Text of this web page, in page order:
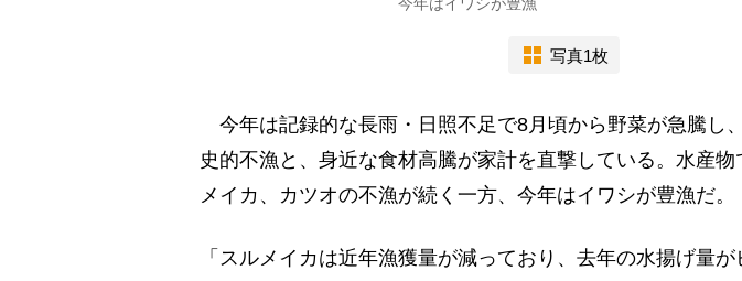
写真1枚
今年は記録的な長雨・日照不足で8月頃から野菜が急騰し
史的不漁と、身近な食材高騰が家計を直撃している。水産
メイカ、カツオの不漁が続く一方、今年はイワシが豊漁だ。
「スルメイカは近年漁獲量が減っており、去年の水揚げ量